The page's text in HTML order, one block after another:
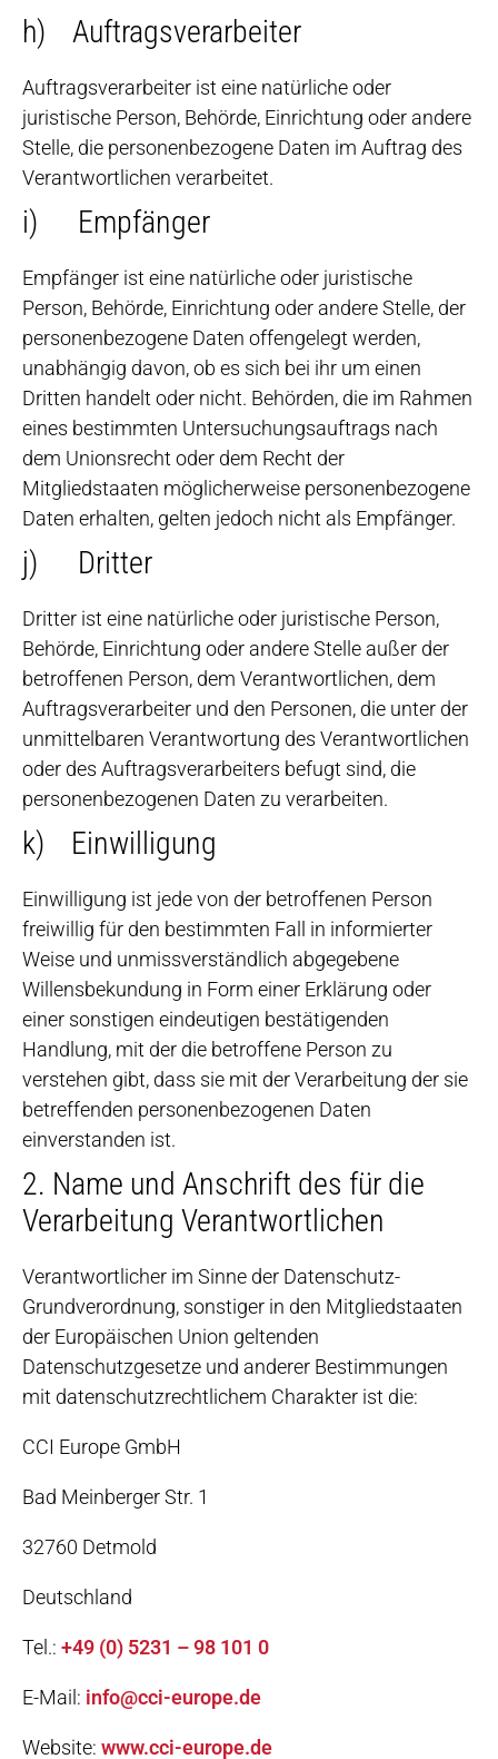
h) Auftragsverarbeiter
Auftragsverarbeiter ist eine natürliche oder
juristische Person, Behörde, Einrichtung oder andere
Stelle, die personenbezogene Daten im Auftrag des
Verantwortlichen verarbeitet.
i) Empfänger
Empfänger ist eine natürliche oder juristische
Person, Behörde, Einrichtung oder andere Stelle, der
personenbezogene Daten offengelegt werden,
unabhängig davon, ob es sich bei ihr um einen
Dritten handelt oder nicht. Behörden, die im Rahmen
eines bestimmten Untersuchungsauftrags nach
dem Unionsrecht oder dem Recht der
Mitgliedstaaten möglicherweise personenbezogene
Daten erhalten, gelten jedoch nicht als Empfänger.
j) Dritter
Dritter ist eine natürliche oder juristische Person,
Behörde, Einrichtung oder andere Stelle außer der
betroffenen Person, dem Verantwortlichen, dem
Auftragsverarbeiter und den Personen, die unter der
unmittelbaren Verantwortung des Verantwortlichen
oder des Auftragsverarbeiters befugt sind, die
personenbezogenen Daten zu verarbeiten.
k) Einwilligung
Einwilligung ist jede von der betroffenen Person
freiwillig für den bestimmten Fall in informierter
Weise und unmissverständlich abgegebene
Willensbekundung in Form einer Erklärung oder
einer sonstigen eindeutigen bestätigenden
Handlung, mit der die betroffene Person zu
verstehen gibt, dass sie mit der Verarbeitung der sie
betreffenden personenbezogenen Daten
einverstanden ist.
2. Name und Anschrift des für die
Verarbeitung Verantwortlichen
Verantwortlicher im Sinne der Datenschutz-
Grundverordnung, sonstiger in den Mitgliedstaaten
der Europäischen Union geltenden
Datenschutzgesetze und anderer Bestimmungen
mit datenschutzrechtlichem Charakter ist die:
CCI Europe GmbH
Bad Meinberger Str. 1
32760 Detmold
Deutschland
Tel.: +49 (0) 5231 – 98 101 0
E-Mail: info@cci-europe.de
Website: www.cci-europe.de